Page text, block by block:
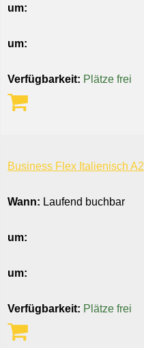
um:
um:
Verfügbarkeit: Plätze frei
Business Flex Italienisch A2
Wann: Laufend buchbar
um:
um:
Verfügbarkeit: Plätze frei